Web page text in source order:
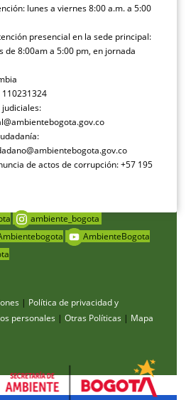
lunes a viernes 8:00 a.m. a 5:00
presencial en la sede principal:
de 8:00am a 5:00 pm, en jornada
110231324
de actos de corrupción: +57 195
ambiente_bogota
AmbienteBogota
| Política de privacidad y
personales | Otras Políticas | Mapa